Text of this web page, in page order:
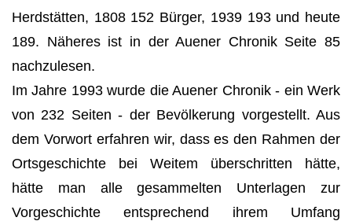
Herdstätten, 1808 152 Bürger, 1939 193 und heute
189. Näheres ist in der Auener Chronik Seite 85
nachzulesen.
Im Jahre 1993 wurde die Auener Chronik - ein Werk
von 232 Seiten - der Bevölkerung vorge­stellt. Aus
dem Vorwort erfahren wir, dass es den Rahmen der
Ortsgeschichte bei Weitem über­schritten hätte,
hätte man alle gesammelten Unterlagen zur
Vorgeschichte entsprechend ihrem Umfang